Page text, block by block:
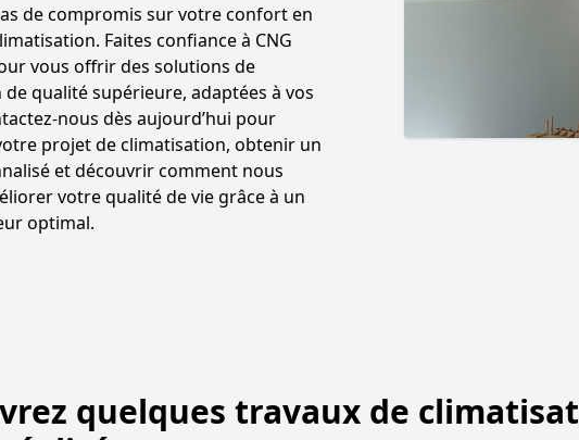
de compromis sur votre confort en
Faites confiance à CNG
vous offrir des solutions de
qualité supérieure, adaptées à vos
nous dès aujourd’hui pour
projet de climatisation, obtenir un
et découvrir comment nous
votre qualité de vie grâce à un
optimal.
quelques travaux de